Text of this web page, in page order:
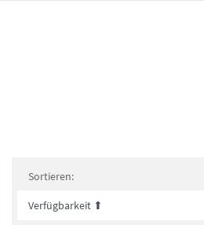
Sortieren: